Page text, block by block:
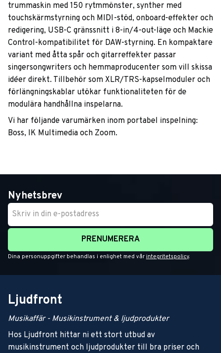
trummaskin med 150 rytmmönster, synther med
touchskärmstyrning och MIDI-stöd, onboard-effekter och
redigering, USB-C gränssnitt i 8-in/4-out-läge och Mackie
Control-kompatibilitet för DAW-styrning. En kompaktare
variant med åtta spår och gitarreffekter passar
singersongwriters och hemmaproducenter som vill skissa
idéer direkt. Tillbehör som XLR/TRS-kapselmoduler och
förlängningskablar utökar funktionaliteten för de
modulära handhållna inspelarna.
Vi har följande varumärken inom portabel inspelning:
Boss, IK Multimedia och Zoom.
Nyhetsbrev
PRENUMERERA
Dina personuppgifter behandlas i enlighet med vår integritetspolicy.
Ljudfront
Musikaffär - Musikinstrument & ljudprodukter
Hos Ljudfront hittar ni ett stort utbud av
musikinstrument och ljudprodukter till bra priser och